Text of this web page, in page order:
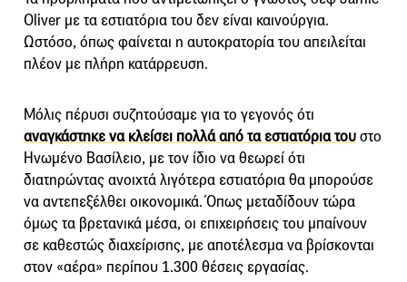
Oliver με τα εστιατόρια του δεν είναι καινούργια.
Ωστόσο, όπως φαίνεται η αυτοκρατορία του απειλείται
πλέον με πλήρη κατάρρευση.
Μόλις πέρυσι συζητούσαμε για το γεγονός ότι
αναγκάστηκε να κλείσει πολλά από τα εστιατόρια τουστο
Ηνωμένο Βασίλειο, με τον ίδιο να θεωρεί ότι
διατηρώντας ανοιχτά λιγότερα εστιατόρια θα μπορούσε
να αντεπεξέλθει οικονομικά. Όπως μεταδίδουν τώρα
όμως τα βρετανικά μέσα, οι επιχειρήσεις του μπαίνουν
σε καθεστώς διαχείρισης, με αποτέλεσμα να βρίσκονται
στον «αέρα» περίπου 1.300 θέσεις εργασίας.